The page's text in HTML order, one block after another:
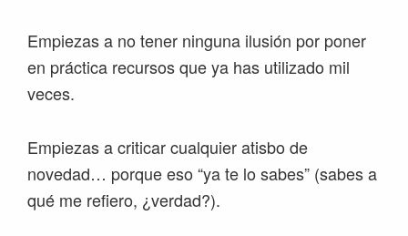
Empiezas a no tener ninguna ilusión por poner
en práctica recursos que ya has utilizado mil
veces.
Empiezas a criticar cualquier atisbo de
novedad… porque eso “ya te lo sabes” (sabes a
qué me refiero, ¿verdad?).